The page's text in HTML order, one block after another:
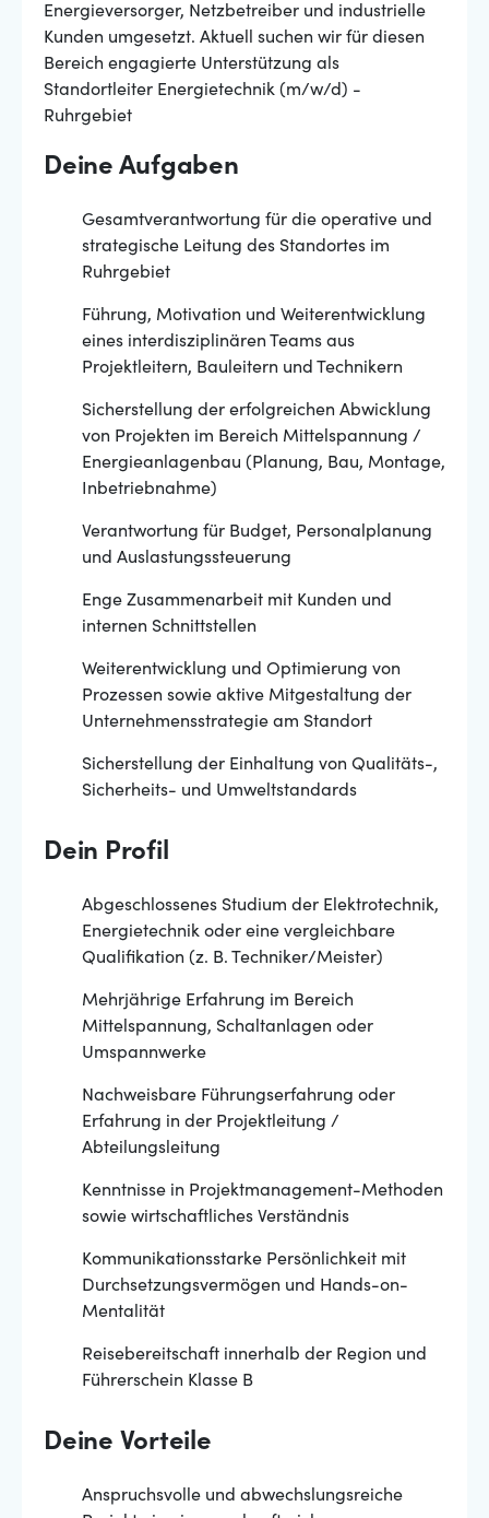
Energieversorger, Netzbetreiber und industrielle
Kunden umgesetzt. Aktuell suchen wir für diesen
Bereich engagierte Unterstützung als
Standortleiter Energietechnik (m/w/d) -
Ruhrgebiet
Deine Aufgaben
Gesamtverantwortung für die operative und
strategische Leitung des Standortes im
Ruhrgebiet
Führung, Motivation und Weiterentwicklung
eines interdisziplinären Teams aus
Projektleitern, Bauleitern und Technikern
Sicherstellung der erfolgreichen Abwicklung
von Projekten im Bereich Mittelspannung /
Energieanlagenbau (Planung, Bau, Montage,
Inbetriebnahme)
Verantwortung für Budget, Personalplanung
und Auslastungssteuerung
Enge Zusammenarbeit mit Kunden und
internen Schnittstellen
Weiterentwicklung und Optimierung von
Prozessen sowie aktive Mitgestaltung der
Unternehmensstrategie am Standort
Sicherstellung der Einhaltung von Qualitäts-,
Sicherheits- und Umweltstandards
Dein Profil
Abgeschlossenes Studium der Elektrotechnik,
Energietechnik oder eine vergleichbare
Qualifikation (z. B. Techniker/Meister)
Mehrjährige Erfahrung im Bereich
Mittelspannung, Schaltanlagen oder
Umspannwerke
Nachweisbare Führungserfahrung oder
Erfahrung in der Projektleitung /
Abteilungsleitung
Kenntnisse in Projektmanagement-Methoden
sowie wirtschaftliches Verständnis
Kommunikationsstarke Persönlichkeit mit
Durchsetzungsvermögen und Hands-on-
Mentalität
Reisebereitschaft innerhalb der Region und
Führerschein Klasse B
Deine Vorteile
Anspruchsvolle und abwechslungsreiche